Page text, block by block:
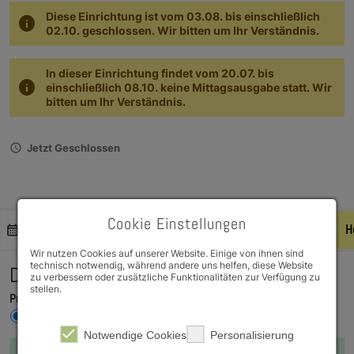
info
Diese Einrichtung ist vom 03.08. bis einschließlich
02.10. geschlossen. Wir bitten um Ihr Verständnis.
info
In dieser Einrichtung findet vom 20.07. bis
einschließlich 08.10. keine Mittagsausgabe statt. Wir
bitten um Ihr Verständnis.
schedule Jetzt Geschlossen
Mo. 3.8 Di. 4.8
Donnerstag, 6. August 2026
Preise für:
Cookie Einstellungen
Wir nutzen Cookies auf unserer Website. Einige von ihnen sind
technisch notwendig, während andere uns helfen, diese Website
zu verbessern oder zusätzliche Funktionalitäten zur Verfügung zu
stellen.
Notwendige Cookies Personalisierung